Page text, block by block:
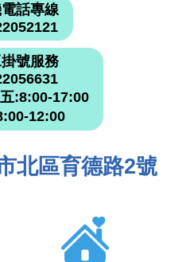
話專線
掛號服務
:8:00-17:00
12:00
北區育德路2號